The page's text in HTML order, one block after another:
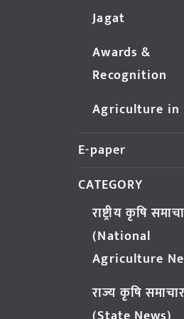
Jagat
Awards &
Recognition
Agriculture in
E-paper
CATEGORY
राष्ट्रीय कृषि
(National
Agriculture
राज्य कृषि